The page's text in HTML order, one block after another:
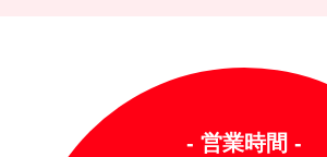
- 営業時間 -